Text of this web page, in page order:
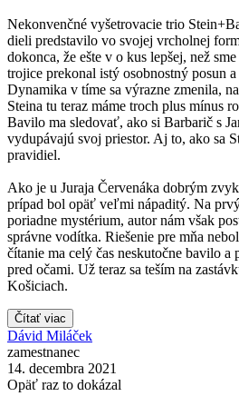
Nekonvenčné vyšetrovacie trio
dieli predstavilo vo svojej vrcholnej
dokonca, že ešte v o kus lepšej, než
trojice prekonal istý osobnostný posun
Dynamika v tíme sa výrazne zmenila,
Steina tu teraz máme troch plus mínus
Bavilo ma sledovať, ako si Barbarič s
vydupávajú svoj priestor. Aj to, ako sa
pravidiel.
Ako je u Juraja Červenáka dobrým
prípad bol opäť veľmi nápaditý. Na
poriadne mystérium, autor nám však
správne vodítka. Riešenie pre mňa
čítanie ma celý čas neskutočne bavilo a
pred očami. Už teraz sa teším na
Košiciach.
Čítať viac
Dávid Miláček
zamestnanec
14. decembra 2021
Opäť raz to dokázal